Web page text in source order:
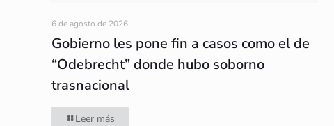
6 de agosto de 2026
Gobierno les pone fin a casos como el de
“Odebrecht” donde hubo soborno
trasnacional
Leer más